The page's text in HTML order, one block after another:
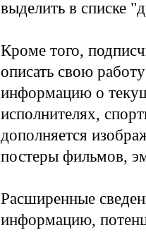
выделить в списке
Кроме того,
описать свою
информацию о
исполнителях,
дополняется
постеры фильмов,
Расширенные
информацию,